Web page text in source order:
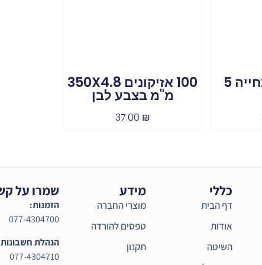
פח אשפה מצחייה 5 100 אזיקונים 350X4.8
מ"מ בצבע לבן
37.00 ₪
כללי
דף הבית
אודות
השיטה
מידע
מוצרי החברה
טפסים להורדה
תקנון
שמרו על
הזמנות:
077-4304700
הנהלת
077-4304710